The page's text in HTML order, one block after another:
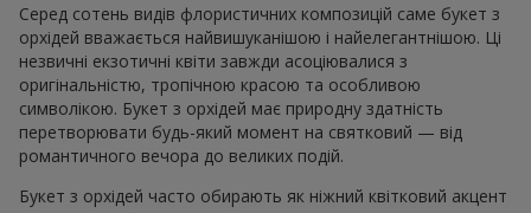
Серед сотень видів флористичних композицій саме букет з
орхідей вважається найвишуканішою і найелегантнішою. Ці
незвичні екзотичні квіти завжди асоціювалися з
оригінальністю, тропічною красою та особливою
символікою. Букет з орхідей має природну здатність
перетворювати будь-який момент на святковий — від
романтичного вечора до великих подій.
Букет з орхідей часто обирають як ніжний квітковий акцент